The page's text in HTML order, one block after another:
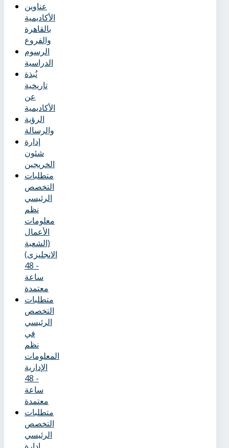
عناوين
الأكاديمية
بالقاهرة
والفروع
الرسوم
الدراسية
نُبذة
تاريخية
عن
الأكاديمية
الرؤية
والرسالة
إدارة
شئون
الخريجين
متطلبات
التخصص
الرئيسي
نظم
معلومات
الأعمال
(الشعبة
الانجليزى)
- 48
ساعة
معتمدة
متطلبات
التخصص
الرئيسي
في
نظم
المعلومات
الإدارية
- 48
ساعة
معتمدة
متطلبات
التخصص
الرئيسي